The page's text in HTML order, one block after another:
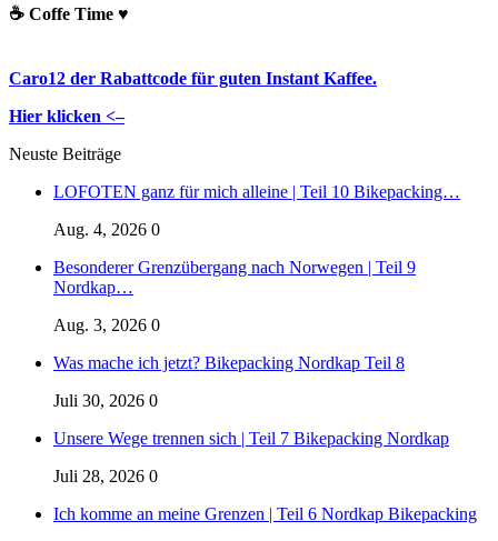
☕️ Coffe Time ♥️
Caro12 der Rabattcode für guten Instant Kaffee.
Hier klicken <–
Neuste Beiträge
LOFOTEN ganz für mich alleine | Teil 10 Bikepacking…
Aug. 4, 2026 0
Besonderer Grenzübergang nach Norwegen | Teil 9
Nordkap…
Aug. 3, 2026 0
Was mache ich jetzt? Bikepacking Nordkap Teil 8
Juli 30, 2026 0
Unsere Wege trennen sich | Teil 7 Bikepacking Nordkap
Juli 28, 2026 0
Ich komme an meine Grenzen | Teil 6 Nordkap Bikepacking